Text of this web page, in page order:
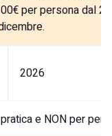
per persona dal
2026
e NON per